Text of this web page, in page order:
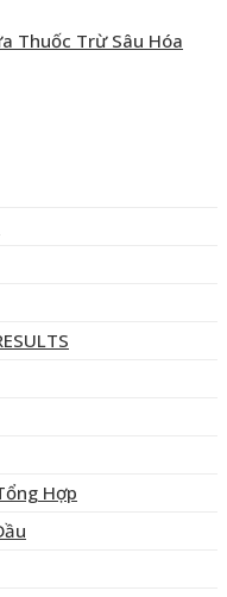
Thuốc Trừ Sâu Hóa
Hợp